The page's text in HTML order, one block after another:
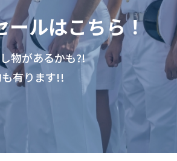
ールはこちら！
物があるかも?!
有ります!!